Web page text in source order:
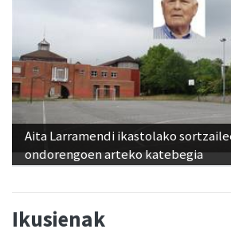
Aita Larramendi ikastolako
ondorengoen arteko katebegia
Ikusienak